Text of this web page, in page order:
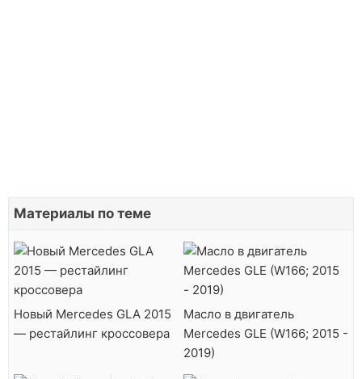
Материалы по теме
Новый Mercedes GLA 2015
— рестайлинг кроссовера
Масло в двигатель
Mercedes GLE (W166; 2015 -
2019)